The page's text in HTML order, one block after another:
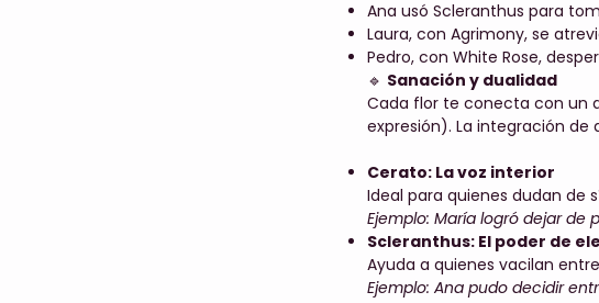
Ana usó Scleranthus para
Laura, con Agrimony, se
Pedro, con White Rose,
🔹 Sanación y dualidad
Cada flor te conecta con un
expresión). La integración de
Cerato: La voz interior
Ideal para quienes dudan de
Ejemplo: María logró dejar
Scleranthus: El poder de
Ayuda a quienes vacilan
Ejemplo: Ana pudo decidir